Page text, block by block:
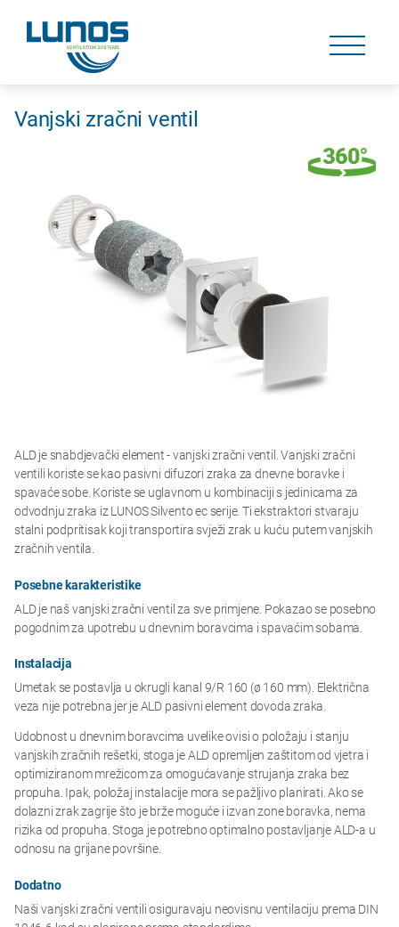
navigation
navigation
Vanjski zračni ventil
ALD je snabdjevački element - vanjski zračni ventil. Vanjski zračni
ventili koriste se kao pasivni difuzori zraka za dnevne boravke i
spavaće sobe. Koriste se uglavnom u kombinaciji s jedinicama za
odvodnju zraka iz LUNOS Silvento ec serije. Ti ekstraktori stvaraju
stalni podpritisak koji transportira svježi zrak u kuću putem vanjskih
zračnih ventila.
Posebne karakteristike
ALD je naš vanjski zračni ventil za sve primjene. Pokazao se posebno
pogodnim za upotrebu u dnevnim boravcima i spavaćim sobama.
Instalacija
Umetak se postavlja u okrugli kanal 9/R 160 (ø 160 mm). Električna
veza nije potrebna jer je ALD pasivni element dovoda zraka.
Udobnost u dnevnim boravcima uvelike ovisi o položaju i stanju
vanjskih zračnih rešetki, stoga je ALD opremljen zaštitom od vjetra i
optimiziranom mrežicom za omogućavanje strujanja zraka bez
propuha. Ipak, položaj instalacije mora se pažljivo planirati. Ako se
dolazni zrak zagrije što je brže moguće i izvan zone boravka, nema
rizika od propuha. Stoga je potrebno optimalno postavljanje ALD-a u
odnosu na grijane površine.
Dodatno
Naši vanjski zračni ventili osiguravaju neovisnu ventilaciju prema DIN